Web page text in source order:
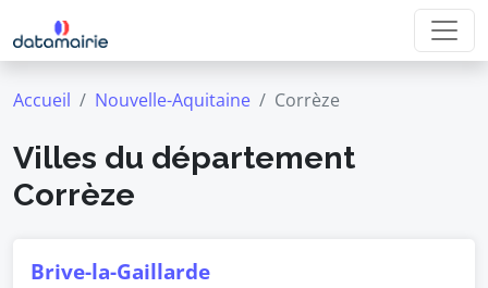
Accueil Nouvelle-Aquitaine Corrèze
Villes du département
Corrèze
Brive-la-Gaillarde